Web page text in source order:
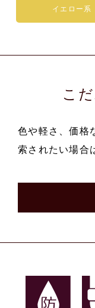
イエロー系
こ
色や軽さ、価格
索されたい場合